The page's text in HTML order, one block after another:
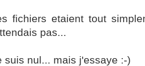
fichiers etaient tout
pas...
suis nul... mais j'essaye :-)